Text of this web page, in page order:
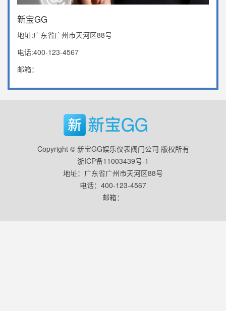
新宝GG
地址:广东省广州市天河区88号
电话:400-123-4567
邮箱：
Copyright © 新宝GG娱乐仪表阀门公司 版权所有
浙ICP备11003439号-1
地址：广东省广州市天河区88号
电话：400-123-4567
邮箱：